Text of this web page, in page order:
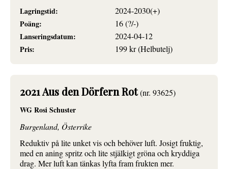
Lagringstid:
2024-2030(+)
Poäng:
16 (?/-)
Lanseringsdatum:
2024-04-12
Pris:
199 kr (Helbutelj)
2021 Aus den Dörfern Rot(nr. 93625)
WG Rosi Schuster
Burgenland, Österrike
Reduktiv på lite unket vis och behöver luft. Josigt fruktig,
med en aning spritz och lite stjälkigt gröna och kryddiga
drag. Mer luft kan tänkas lyfta fram frukten mer.